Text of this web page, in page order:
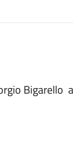
Bigarello